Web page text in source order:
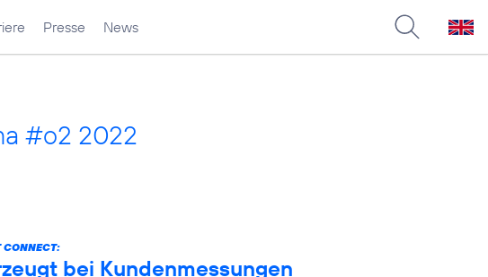
Presse News
#o2 2022
CONNECT:
bei Kundenmessungen